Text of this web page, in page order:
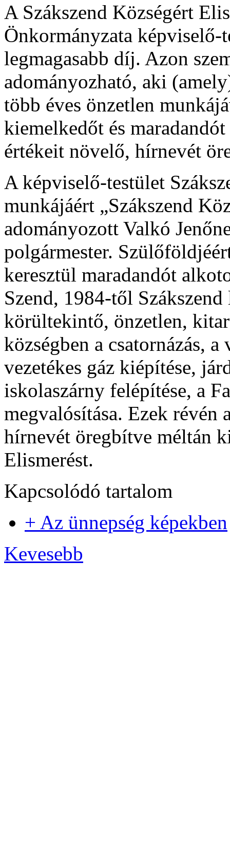
A Szákszend Községért
Önkormányzata képviselő-
legmagasabb díj. Azon
adományozható, aki
több éves önzetlen
kiemelkedőt és
értékeit növelő, hírnevét
A képviselő-testület
munkájáért „Szákszend
adományozott Valkó
polgármester.
keresztül maradandót
Szend, 1984-től Szákszend
körültekintő, önzetlen,
községben a csatornázás, a
vezetékes gáz kiépítése,
iskolaszárny felépítése, a
megvalósítása. Ezek révén
hírnevét öregbítve méltán
Elismerést.
Kapcsolódó tartalom
+ Az ünnepség képekben
Kevesebb